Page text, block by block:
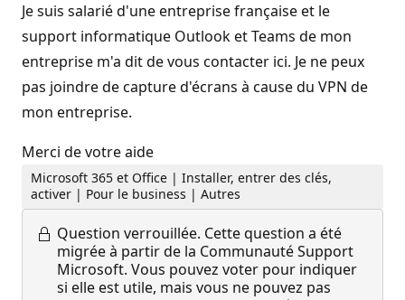
Je suis salarié d'une entreprise française et le
support informatique Outlook et Teams de mon
entreprise m'a dit de vous contacter ici. Je ne peux
pas joindre de capture d'écrans à cause du VPN de
mon entreprise.
Merci de votre aide
Microsoft 365 et Office | Installer, entrer des clés,
activer | Pour le business | Autres
Question verrouillée. Cette question a été
migrée à partir de la Communauté Support
Microsoft. Vous pouvez voter pour indiquer
si elle est utile, mais vous ne pouvez pas